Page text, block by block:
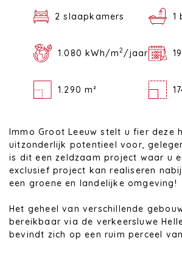
2 slaapkamers 1
1.080 kWh/m2 /jaar
1.290 m²
Immo Groot Leeuw stelt u fier deze
uitzonderlijk potentieel voor,
is dit een zeldzaam project waar u
exclusief project kan realiseren
een groene en landelijke omgeving!
Het geheel van verschillende
bereikbaar via de verkeersluwe
bevindt zich op een ruim perceel